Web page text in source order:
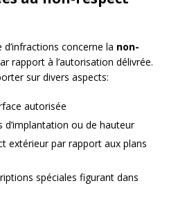
concerne la non-
rapport à l’autorisation délivrée.
sur divers aspects:
autorisée
d’implantation ou de hauteur
extérieur par rapport aux plans
spéciales figurant dans